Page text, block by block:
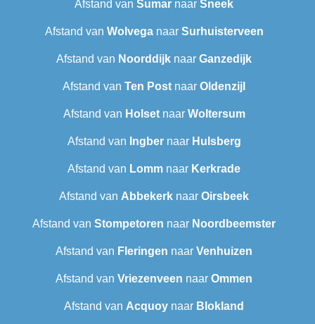
Afstand van Sumar naar Sneek‎
Afstand van Wolveganaar Surhuisterveen
Afstand van Noorddijk naar Ganzedijk
Afstand van Ten Post naar Oldenzijl
Afstand van Holsetnaar Woltersum
Afstand van Ingbernaar Hulsberg
Afstand van Lomm naar Kerkrade
Afstand van Abbekerk naar Oirsbeek
Afstand van Stompetoren naar Noordbeemster
Afstand van Fleringen naar Venhuizen
Afstand van Vriezenveen naar Ommen
Afstand van Acquoy naar Blokland